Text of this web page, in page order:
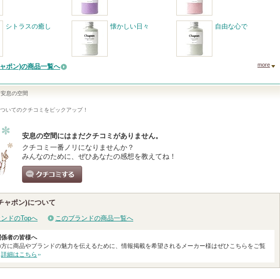
シトラスの癒し 懐かしい日々 自由な心で
ポン)の商品一覧へ more
安息の空間
いてのクチコミをピックアップ！
安息の空間にはまだクチコミがありません。
クチコミ一番ノリになりませんか？
みんなのために、ぜひあなたの感想を教えてね！
ャポン)について
ドのTopへ このブランドの商品一覧へ
者の皆様へ
に商品やブランドの魅力を伝えるために、情報掲載を希望されるメーカー様はぜひこちらをご覧
詳細はこちら